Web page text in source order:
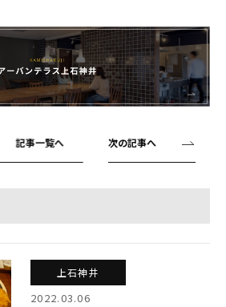
記事一覧へ 次の記事へ
上石神井
2022.03.06